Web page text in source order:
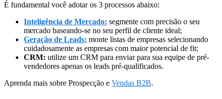
É fundamental você adotar os 3 processos abaixo:
Inteligência de Mercado: segmente com precisão o seu
mercado baseando-se no seu perfil de cliente ideal;
Geração de Leads: monte listas de empresas selecionando
cuidadosamente as empresas com maior potencial de fit;
CRM: utilize um CRM para enviar para sua equipe de pré-
vendedores apenas os leads pré-qualificados.
Aprenda mais sobre Prospecção e Vendas B2B.